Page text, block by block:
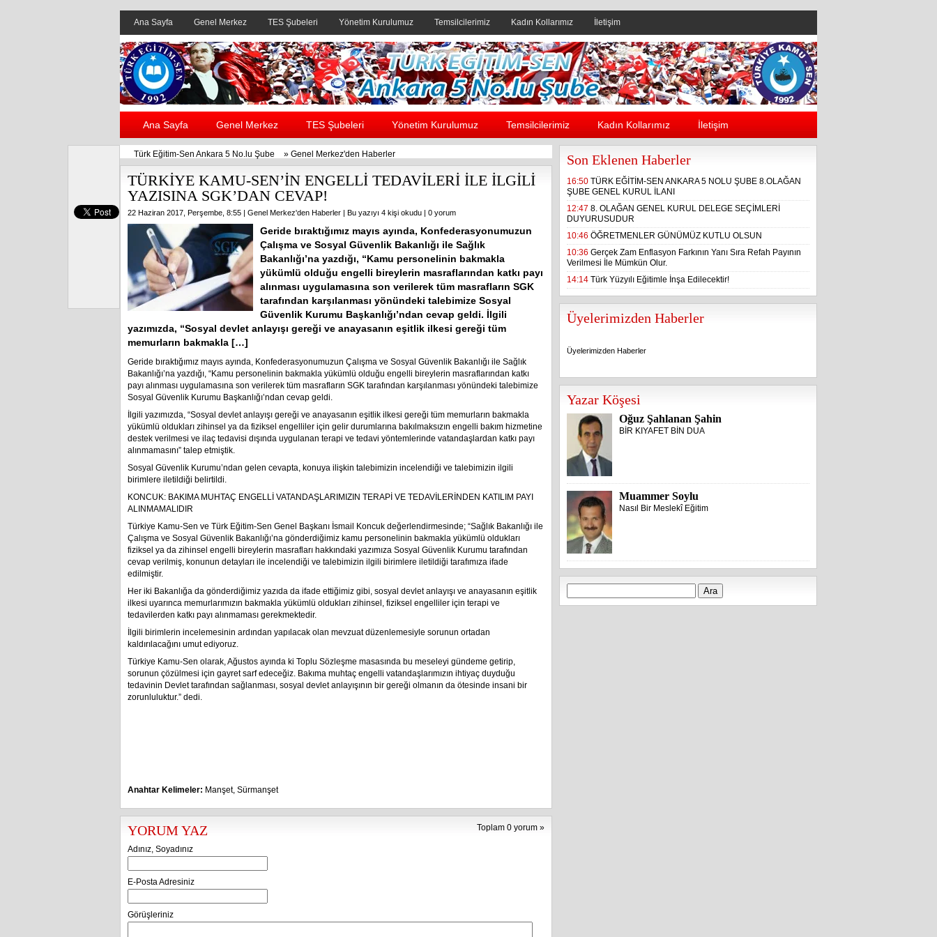
Ana Sayfa Genel Merkez TES Şubeleri Yönetim Kurulumuz Temsilcilerimiz Kadın Kollarımız İletişim
Header yanı reklam alanı
Ana Sayfa Genel Merkez TES Şubeleri Yönetim Kurulumuz Temsilcilerimiz Kadın Kollarımız İletişim
Türk Eğitim-Sen Ankara 5 No.lu Şube » Genel Merkez'den Haberler
TÜRKİYE KAMU-SEN’İN ENGELLİ TEDAVİLERİ İLE İLGİLİ
YAZISINA SGK’DAN CEVAP!
22 Haziran 2017, Perşembe, 8:55 | Genel Merkez'den Haberler | Bu yazıyı 4 kişi okudu | 0 yorum
Geride bıraktığımız mayıs ayında, Konfederasyonumuzun
Çalışma ve Sosyal Güvenlik Bakanlığı ile Sağlık
Bakanlığı’na yazdığı, “Kamu personelinin bakmakla
yükümlü olduğu engelli bireylerin masraflarından katkı payı
alınması uygulamasına son verilerek tüm masrafların SGK
tarafından karşılanması yönündeki talebimize Sosyal
Güvenlik Kurumu Başkanlığı’ndan cevap geldi. İlgili
yazımızda, “Sosyal devlet anlayışı gereği ve anayasanın eşitlik ilkesi gereği tüm
memurların bakmakla […]
Geride bıraktığımız mayıs ayında, Konfederasyonumuzun Çalışma ve Sosyal Güvenlik Bakanlığı ile Sağlık
Bakanlığı’na yazdığı, “Kamu personelinin bakmakla yükümlü olduğu engelli bireylerin masraflarından katkı
payı alınması uygulamasına son verilerek tüm masrafların SGK tarafından karşılanması yönündeki talebimize
Sosyal Güvenlik Kurumu Başkanlığı’ndan cevap geldi.
İlgili yazımızda, “Sosyal devlet anlayışı gereği ve anayasanın eşitlik ilkesi gereği tüm memurların bakmakla
yükümlü oldukları zihinsel ya da fiziksel engelliler için gelir durumlarına bakılmaksızın engelli bakım hizmetine
destek verilmesi ve ilaç tedavisi dışında uygulanan terapi ve tedavi yöntemlerinde vatandaşlardan katkı payı
alınmamasını” talep etmiştik.
Sosyal Güvenlik Kurumu’ndan gelen cevapta, konuya ilişkin talebimizin incelendiği ve talebimizin ilgili
birimlere iletildiği belirtildi.
KONCUK: BAKIMA MUHTAÇ ENGELLİ VATANDAŞLARIMIZIN TERAPİ VE TEDAVİLERİNDEN KATILIM PAYI
ALINMAMALIDIR
Türkiye Kamu-Sen ve Türk Eğitim-Sen Genel Başkanı İsmail Koncuk değerlendirmesinde; “Sağlık Bakanlığı ile
Çalışma ve Sosyal Güvenlik Bakanlığı’na gönderdiğimiz kamu personelinin bakmakla yükümlü oldukları
fiziksel ya da zihinsel engelli bireylerin masrafları hakkındaki yazımıza Sosyal Güvenlik Kurumu tarafından
cevap verilmiş, konunun detayları ile incelendiği ve talebimizin ilgili birimlere iletildiği tarafımıza ifade
edilmiştir.
Her iki Bakanlığa da gönderdiğimiz yazıda da ifade ettiğimiz gibi, sosyal devlet anlayışı ve anayasanın eşitlik
ilkesi uyarınca memurlarımızın bakmakla yükümlü oldukları zihinsel, fiziksel engelliler için terapi ve
tedavilerden katkı payı alınmaması gerekmektedir.
İlgili birimlerin incelemesinin ardından yapılacak olan mevzuat düzenlemesiyle sorunun ortadan
kaldırılacağını umut ediyoruz.
Türkiye Kamu-Sen olarak, Ağustos ayında ki Toplu Sözleşme masasında bu meseleyi gündeme getirip,
sorunun çözülmesi için gayret sarf edeceğiz. Bakıma muhtaç engelli vatandaşlarımızın ihtiyaç duyduğu
tedavinin Devlet tarafından sağlanması, sosyal devlet anlayışının bir gereği olmanın da ötesinde insani bir
zorunluluktur.” dedi.
Anahtar Kelimeler: Manşet, Sürmanşet
Toplam 0 yorum »
YORUM YAZ
Adınız, Soyadınız
E-Posta Adresiniz
Görüşleriniz
Son Eklenen Haberler
16:50 TÜRK EĞİTİM-SEN ANKARA 5 NOLU ŞUBE 8.OLAĞAN
ŞUBE GENEL KURUL İLANI
12:47 8. OLAĞAN GENEL KURUL DELEGE SEÇİMLERİ
DUYURUSUDUR
10:46 ÖĞRETMENLER GÜNÜMÜZ KUTLU OLSUN
10:36 Gerçek Zam Enflasyon Farkının Yanı Sıra Refah Payının
Verilmesi İle Mümkün Olur.
14:14 Türk Yüzyılı Eğitimle İnşa Edilecektir!
Üyelerimizden Haberler
Üyelerimizden Haberler
Yazar Köşesi
Oğuz Şahlanan Şahin
BİR KIYAFET BİN DUA
Muammer Soylu
Nasıl Bir Meslekî Eğitim
Arama: